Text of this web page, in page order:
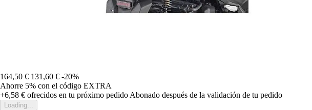
164,50 € 131,60 € -20%
Ahorre 5% con el código EXTRA
+6,58 € ofrecidos en tu próximo pedido Abonado después de la validación de tu pedido
Loading...